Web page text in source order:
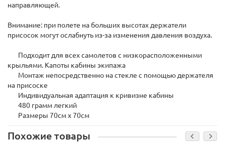
направляющей.
Внимание: при полете на больших высотах держатели
присосок могут ослабнуть из-за изменения давления воздуха.
Подходит для всех самолетов с низкорасположенными
крыльями. Капоты кабины экипажа
Монтаж непосредственно на стекле с помощью держателя
на присоске
Индивидуальная адаптация к кривизне кабины
480 грамм легкий
Размеры 70см x 70см
Похожие товары